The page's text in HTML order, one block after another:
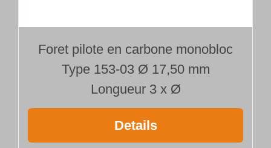
Foret pilote en carbone monobloc
Type 153-03 Ø 17,50 mm
Longueur 3 x Ø
Details